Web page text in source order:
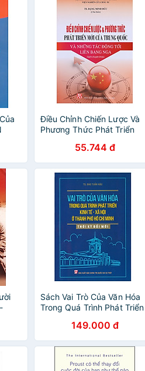
Điều Chỉnh Chiến Lược Và
Phương Thức Phát Triển
Những Tác Động Tới Liên
Bang Nga
55.744 đ
Sách Vai Trò Của Văn Hóa
Trong Quá Trình Phát Triển
Phố Hồ Chí Minh Thời Kỳ Đổi
Mới
149.000 đ